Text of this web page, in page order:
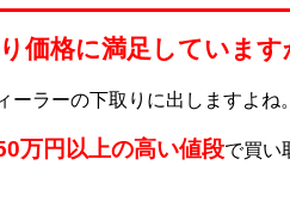
価格に満足しています
ーラーの下取りに出しますよね。
万円以上の高い値段で買い